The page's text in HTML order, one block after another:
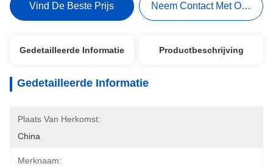
Vind De Beste Prijs Neem Contact Met Ons Op
Gedetailleerde Informatie Productbeschrijving
Gedetailleerde Informatie
Plaats Van Herkomst:
China
Merknaam: